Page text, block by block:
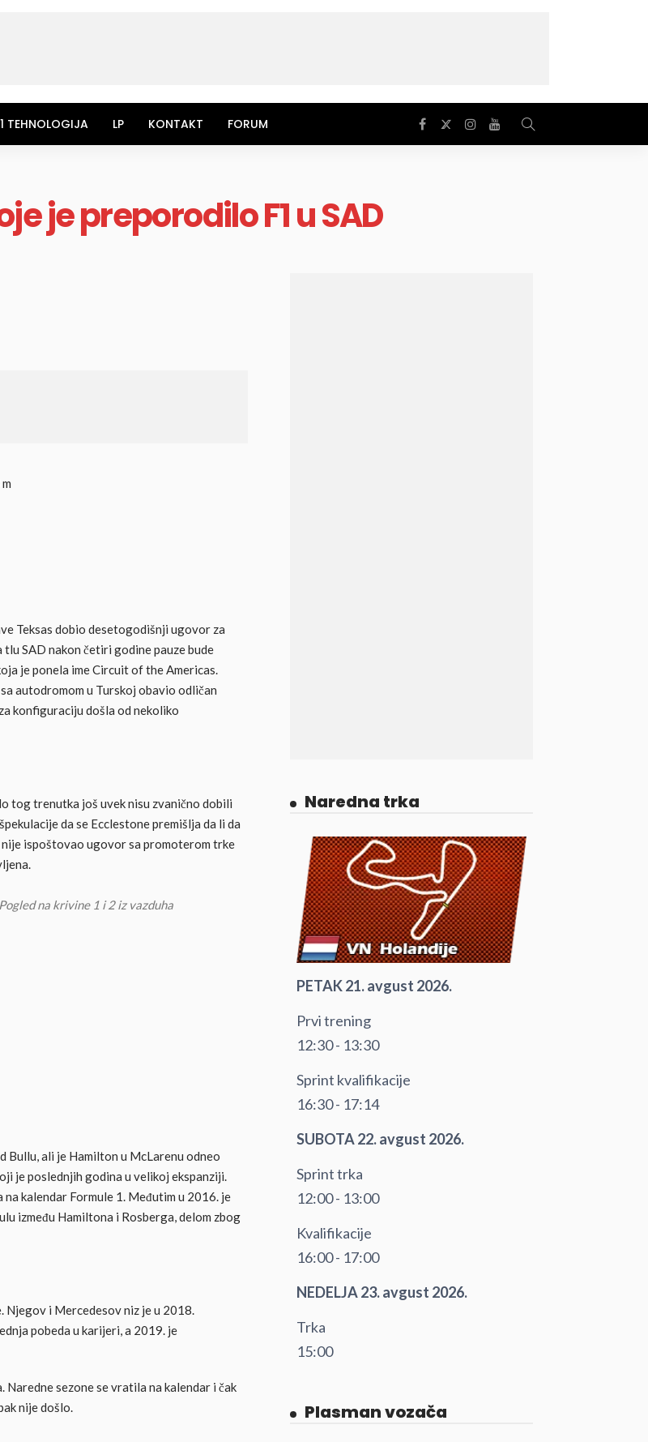
TEHNOLOGIJA LP KONTAKT FORUM
je preporodilo F1 u SAD
Teksas dobio desetogodišnji ugovor za
SAD nakon četiri godine pauze bude
je ponela ime Circuit of the Americas.
autodromom u Turskoj obavio odličan
konfiguraciju došla od nekoliko
tog trenutka još uvek nisu zvanično dobili
da se Ecclestone premišlja da li da
ispoštovao ugovor sa promoterom trke
Pogled na krivine 1 i 2 iz vazduha
Bullu, ali je Hamilton u McLarenu odneo
je poslednjih godina u velikoj ekspanziji.
kalendar Formule 1. Međutim u 2016. je
između Hamiltona i Rosberga, delom zbog
Njegov i Mercedesov niz je u 2018.
pobeda u karijeri, a 2019. je
sezone se vratila na kalendar i čak
nije došlo.
Naredna trka
PETAK 21. avgust 2026.
Prvi trening
12:30 - 13:30
Sprint kvalifikacije
16:30 - 17:14
SUBOTA 22. avgust 2026.
Sprint trka
12:00 - 13:00
Kvalifikacije
16:00 - 17:00
NEDELJA 23. avgust 2026.
Trka
15:00
Plasman vozača